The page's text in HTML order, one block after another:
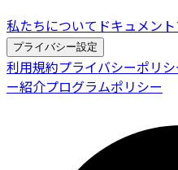
私たちについて ドキュメント
プライバシー設定
利用規約プライバシーポリシ
ー紹介プログラムポリシー